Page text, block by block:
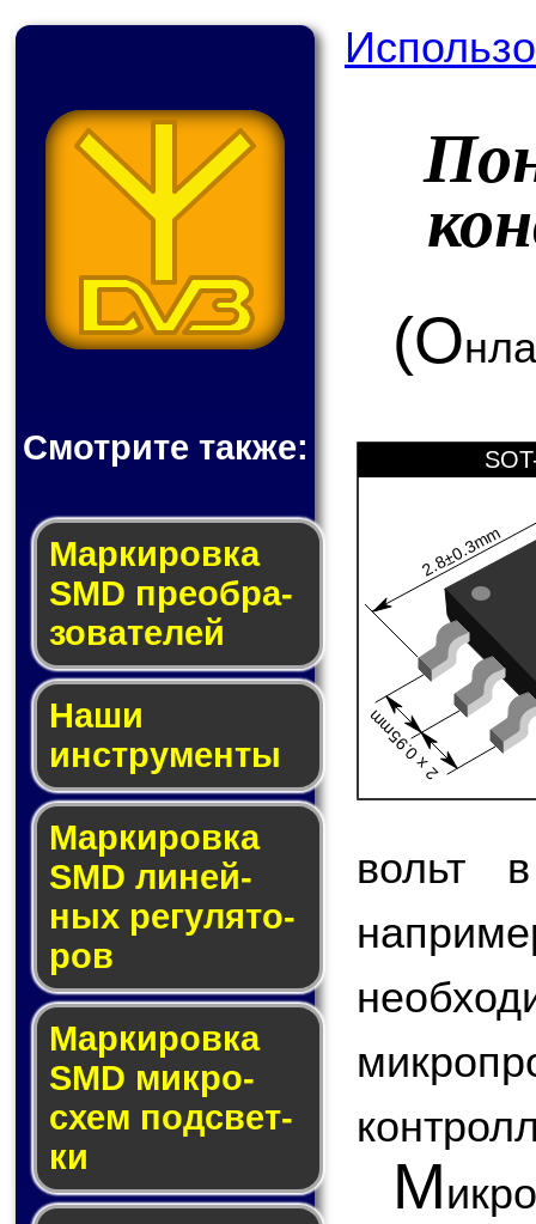
Смотрите также:
Мар­ки­ров­ка
SMD пре­об­ра­
зо­ва­те­лей
Наши
инструменты
Маркировка
SMD ли­ней­
ных ре­гу­ля­то­
ров
Маркировка
SMD мик­ро­
схем под­свет­
ки
(О
2.8±0.3mm
2 x 0.95mm
вольт
М